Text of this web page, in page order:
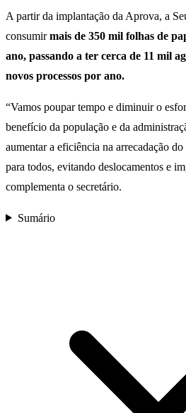
A partir da implantação da Aprova, a
consumirmais de 350 mil folhas de
ano, passando a ter cerca de 11 mil
novos processos por ano.
“Vamos poupar tempo e diminuir o
benefício da população e da
aumentar a eficiência na arrecadação
para todos, evitando deslocamentos e
complementa o secretário.
Sumário